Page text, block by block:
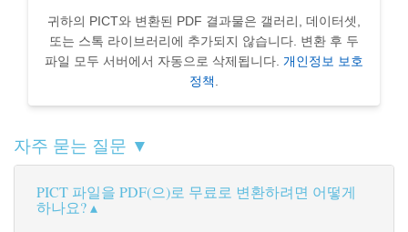
귀하의 PICT와 변환된 PDF 결과물은 갤러리, 데이터셋,
또는 스톡 라이브러리에 추가되지 않습니다. 변환 후 두
파일 모두 서버에서 자동으로 삭제됩니다. 개인정보 보호
정책.
자주 묻는 질문 ▼
PICT 파일을 PDF(으)로 무료로 변환하려면 어떻게
하나요?